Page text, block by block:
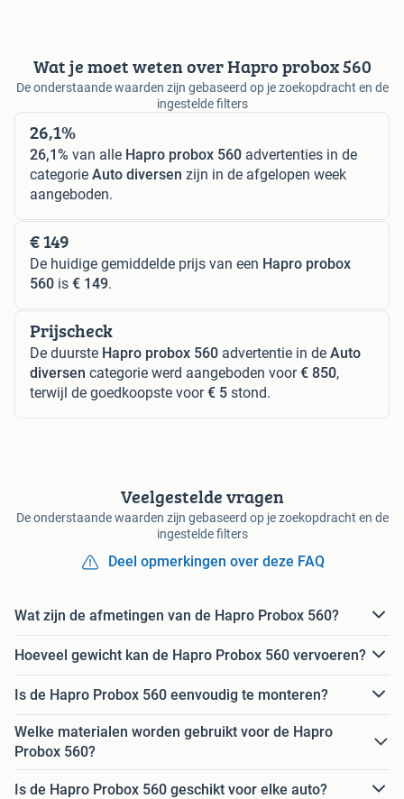
Wat je moet weten over Hapro probox 560
De onderstaande waarden zijn gebaseerd op je zoekopdracht en de
ingestelde filters
26,1%
26,1% van alle Hapro probox 560 advertenties in de
categorie Auto diversen zijn in de afgelopen week
aangeboden.
€ 149
De huidige gemiddelde prijs van een Hapro probox
560 is € 149.
Prijscheck
De duurste Hapro probox 560 advertentie in de Auto
diversen categorie werd aangeboden voor€ 850,
terwijl de goedkoopste voor€ 5 stond.
Veelgestelde vragen
De onderstaande waarden zijn gebaseerd op je zoekopdracht en de
ingestelde filters
Deel opmerkingen over deze FAQ
Wat zijn de afmetingen van de Hapro Probox 560?
Hoeveel gewicht kan de Hapro Probox 560 vervoeren?
Is de Hapro Probox 560 eenvoudig te monteren?
Welke materialen worden gebruikt voor de Hapro
Probox 560?
Is de Hapro Probox 560 geschikt voor elke auto?